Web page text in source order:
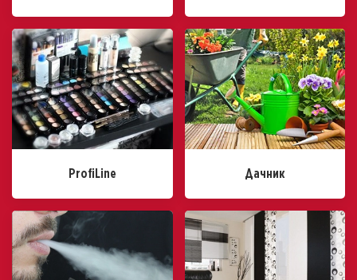
ProfiLine Дачник